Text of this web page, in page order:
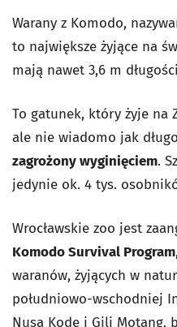
Warany z Komodo,
to największe żyjące na
mają nawet 3,6 m
To gatunek, który żyje
ale nie wiadomo jak
zagrożony wyginięciem.
jedynie ok. 4 tys.
Wrocławskie zoo jest
Komodo Survival Program
waranów, żyjących w
południowo-wschodniej
Nusa Kode i Gili Motang,